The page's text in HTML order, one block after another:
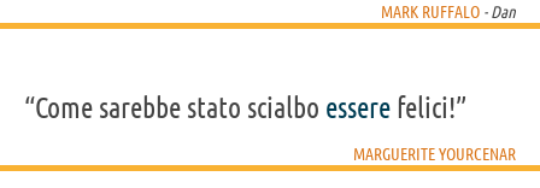
MARK RUFFALO - Dan
“Come sarebbe stato scialbo essere felici!”
MARGUERITE YOURCENAR